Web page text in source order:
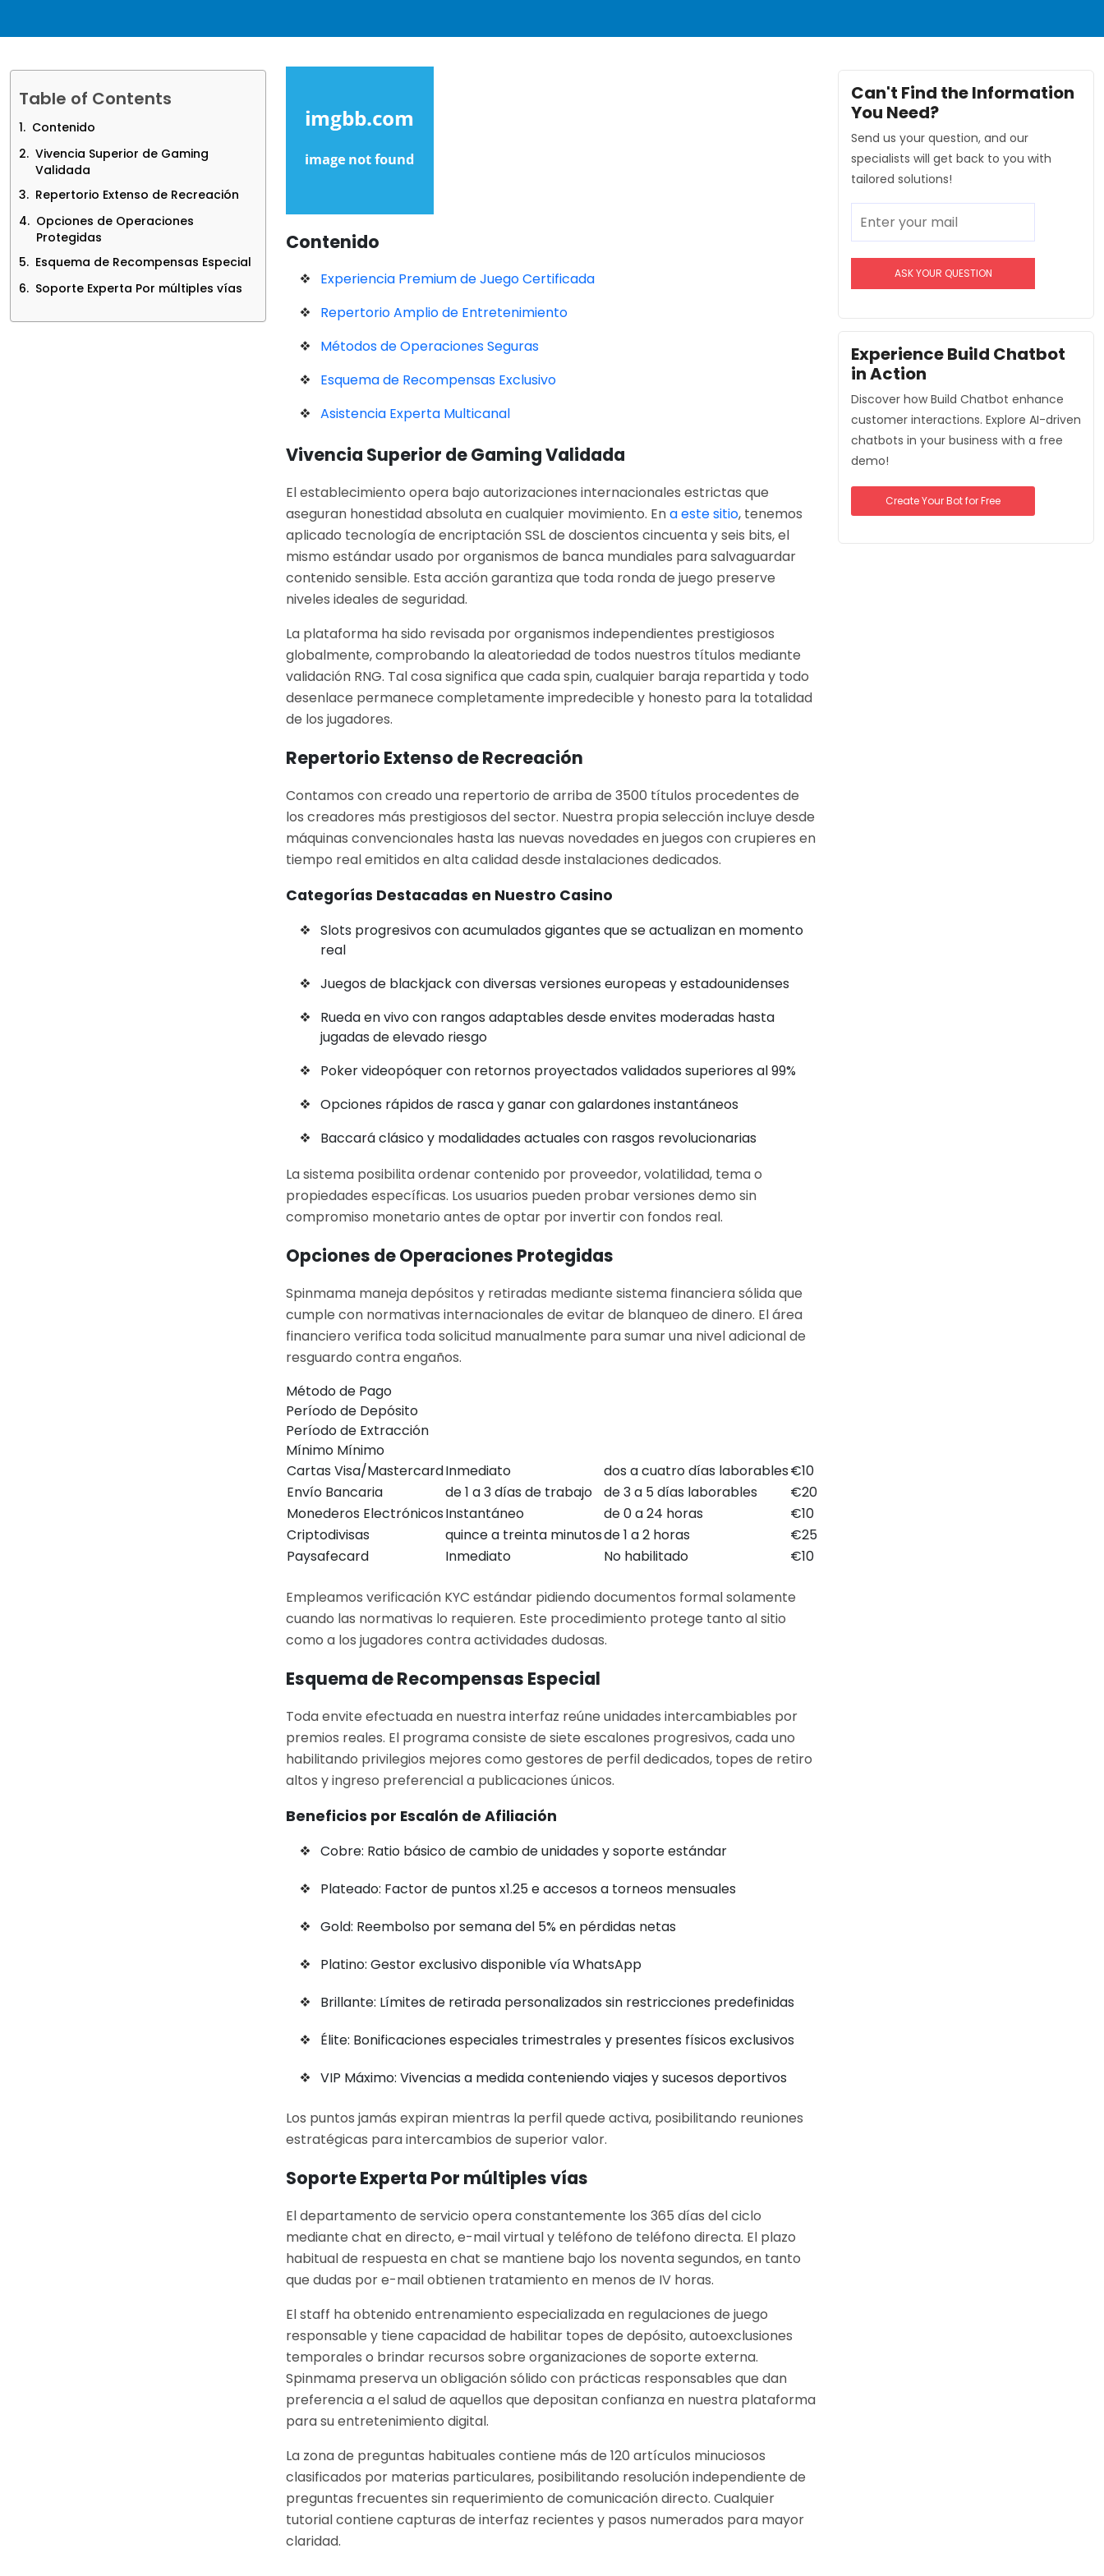
Table of Contents
Contenido
Vivencia Superior de Gaming
Validada
Repertorio Extenso de Recreación
Opciones de Operaciones
Protegidas
Esquema de Recompensas Especial
Soporte Experta Por múltiples vías
Contenido
Experiencia Premium de Juego Certificada
Repertorio Amplio de Entretenimiento
Métodos de Operaciones Seguras
Esquema de Recompensas Exclusivo
Asistencia Experta Multicanal
Vivencia Superior de Gaming Validada
El establecimiento opera bajo autorizaciones internacionales estrictas que
aseguran honestidad absoluta en cualquier movimiento. Ena este sitio, tenemos
aplicado tecnología de encriptación SSL de doscientos cincuenta y seis bits, el
mismo estándar usado por organismos de banca mundiales para salvaguardar
contenido sensible. Esta acción garantiza que toda ronda de juego preserve
niveles ideales de seguridad.
La plataforma ha sido revisada por organismos independientes prestigiosos
globalmente, comprobando la aleatoriedad de todos nuestros títulos mediante
validación RNG. Tal cosa significa que cada spin, cualquier baraja repartida y todo
desenlace permanece completamente impredecible y honesto para la totalidad
de los jugadores.
Repertorio Extenso de Recreación
Contamos con creado una repertorio de arriba de 3500 títulos procedentes de
los creadores más prestigiosos del sector. Nuestra propia selección incluye desde
máquinas convencionales hasta las nuevas novedades en juegos con crupieres en
tiempo real emitidos en alta calidad desde instalaciones dedicados.
Categorías Destacadas en Nuestro Casino
Slots progresivos con acumulados gigantes que se actualizan en momento
real
Juegos de blackjack con diversas versiones europeas y estadounidenses
Rueda en vivo con rangos adaptables desde envites moderadas hasta
jugadas de elevado riesgo
Poker videopóquer con retornos proyectados validados superiores al 99%
Opciones rápidos de rasca y ganar con galardones instantáneos
Baccará clásico y modalidades actuales con rasgos revolucionarias
La sistema posibilita ordenar contenido por proveedor, volatilidad, tema o
propiedades específicas. Los usuarios pueden probar versiones demo sin
compromiso monetario antes de optar por invertir con fondos real.
Opciones de Operaciones Protegidas
Spinmama maneja depósitos y retiradas mediante sistema financiera sólida que
cumple con normativas internacionales de evitar de blanqueo de dinero. El área
financiero verifica toda solicitud manualmente para sumar una nivel adicional de
resguardo contra engaños.
Método de Pago
Período de Depósito
Período de Extracción
Mínimo Mínimo
Cartas Visa/MastercardInmediato dos a cuatro días laborables€10
Envío Bancaria
de 1 a 3 días de trabajo de 3 a 5 días laborables
€20
Monederos ElectrónicosInstantáneo de 0 a 24 horas
€10
Criptodivisas
quince a treinta minutosde 1 a 2 horas
€25
Paysafecard
Inmediato No habilitado €10
Empleamos verificación KYC estándar pidiendo documentos formal solamente
cuando las normativas lo requieren. Este procedimiento protege tanto al sitio
como a los jugadores contra actividades dudosas.
Esquema de Recompensas Especial
Toda envite efectuada en nuestra interfaz reúne unidades intercambiables por
premios reales. El programa consiste de siete escalones progresivos, cada uno
habilitando privilegios mejores como gestores de perfil dedicados, topes de retiro
altos y ingreso preferencial a publicaciones únicos.
Beneficios por Escalón de Afiliación
Cobre: Ratio básico de cambio de unidades y soporte estándar
Plateado: Factor de puntos x1.25 e accesos a torneos mensuales
Gold: Reembolso por semana del 5% en pérdidas netas
Platino: Gestor exclusivo disponible vía WhatsApp
Brillante: Límites de retirada personalizados sin restricciones predefinidas
Élite: Bonificaciones especiales trimestrales y presentes físicos exclusivos
VIP Máximo: Vivencias a medida conteniendo viajes y sucesos deportivos
Los puntos jamás expiran mientras la perfil quede activa, posibilitando reuniones
estratégicas para intercambios de superior valor.
Soporte Experta Por múltiples vías
El departamento de servicio opera constantemente los 365 días del ciclo
mediante chat en directo, e-mail virtual y teléfono de teléfono directa. El plazo
habitual de respuesta en chat se mantiene bajo los noventa segundos, en tanto
que dudas por e-mail obtienen tratamiento en menos de IV horas.
El staff ha obtenido entrenamiento especializada en regulaciones de juego
responsable y tiene capacidad de habilitar topes de depósito, autoexclusiones
temporales o brindar recursos sobre organizaciones de soporte externa.
Spinmama preserva un obligación sólido con prácticas responsables que dan
preferencia a el salud de aquellos que depositan confianza en nuestra plataforma
para su entretenimiento digital.
La zona de preguntas habituales contiene más de 120 artículos minuciosos
clasificados por materias particulares, posibilitando resolución independiente de
preguntas frecuentes sin requerimiento de comunicación directo. Cualquier
tutorial contiene capturas de interfaz recientes y pasos numerados para mayor
claridad.
Can't Find the Information
You Need?
Send us your question, and our
specialists will get back to you with
tailored solutions!
Experience Build Chatbot
in Action
Discover how Build Chatbot enhance
customer interactions. Explore AI-driven
chatbots in your business with a free
demo!
Create Your Bot for Free